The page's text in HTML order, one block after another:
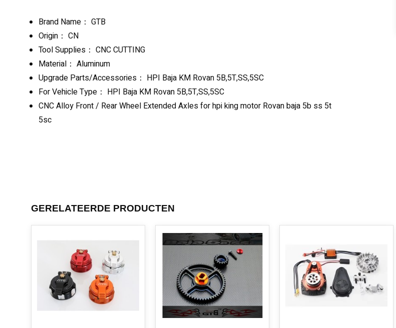
Brand Name： GTB
Origin： CN
Tool Supplies： CNC CUTTING
Material： Aluminum
Upgrade Parts/Accessories： HPI Baja KM Rovan 5B,5T,SS,5SC
For Vehicle Type： HPI Baja KM Rovan 5B,5T,SS,5SC
CNC Alloy Front / Rear Wheel Extended Axles for hpi king motor Rovan baja 5b ss 5t
5sc
GERELATEERDE PRODUCTEN